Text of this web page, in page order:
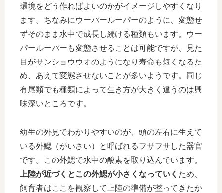
環境をどう作ればよいのかがイメージしやすくなり
ます。ちなみにウーパールーパーのように、変態せ
ずそのまま水中で成長し続ける種類もいます。ウー
パールーパーも変態させることは可能ですが、見た
目がサンショウウオのようになり寿命も短くなるた
め、あえて変態させないことが多いようです。同じ
有尾類でも種類によって生き方が大きく違うのは興
味深いところです。
幼生の外見でわかりやすいのが、頭の左右に生えて
いる外鰓（がいさい）と呼ばれるフサフサした器官
です。この外鰓で水中の酸素を取り込んでいます。
上陸が近づくとこの外鰓が小さくなっていく ため、
飼育者はここを観察して上陸の準備が整ってきたか